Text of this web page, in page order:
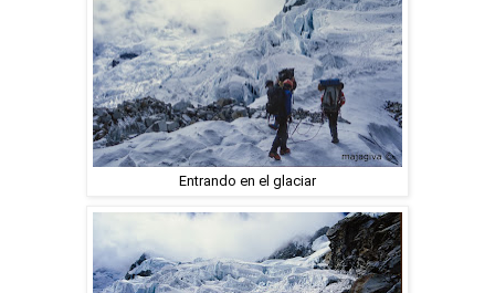
Entrando en el glaciar